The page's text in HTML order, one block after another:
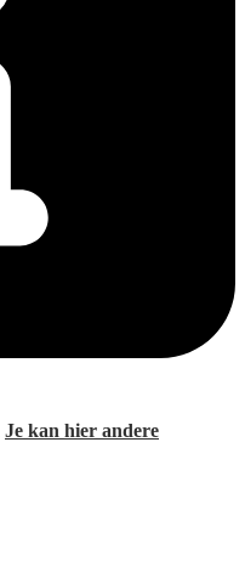
Je kan hier andere